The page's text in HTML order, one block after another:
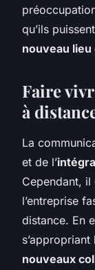
qu’ils
nouveau
Faire
à
La
et de l’
Cependant,
l’entreprise
distance. En
nouveaux